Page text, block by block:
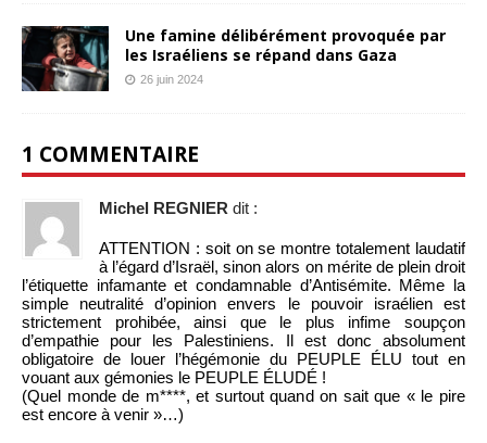
Une famine délibérément provoquée par
les Israéliens se répand dans Gaza
26 juin 2024
1 COMMENTAIRE
Michel REGNIER dit :
ATTENTION : soit on se montre totalement laudatif
à l’égard d’Israël, sinon alors on mérite de plein droit
l’étiquette infamante et condamnable d’Antisémite. Même la
simple neutralité d’opinion envers le pouvoir israélien est
strictement prohibée, ainsi que le plus infime soupçon
d’empathie pour les Palestiniens. Il est donc absolument
obligatoire de louer l’hégémonie du PEUPLE ÉLU tout en
vouant aux gémonies le PEUPLE ÉLUDÉ !
(Quel monde de m****, et surtout quand on sait que « le pire
est encore à venir »…)